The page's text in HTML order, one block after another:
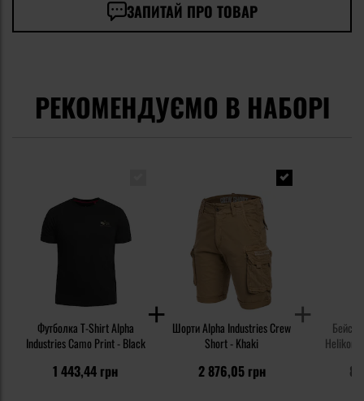
ЗАПИТАЙ ПРО ТОВАР
РЕКОМЕНДУЄМО В НАБОРІ
Футболка T-Shirt Alpha
Industries Camo Print - Black
1 443,44 грн
Шорти Alpha Industries Crew
Short - Khaki
2 876,05 грн
Helikon-